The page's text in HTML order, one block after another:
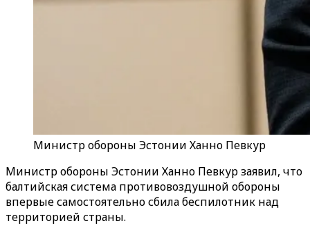
Министр обороны Эстонии Ханно Певкур
Министр обороны Эстонии Ханно Певкур заявил, что
балтийская система противовоздушной обороны
впервые самостоятельно сбила беспилотник над
территорией страны.